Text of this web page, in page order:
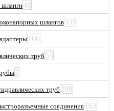
48
шлангов339
160
труб 55
2
труб288
соединения 162